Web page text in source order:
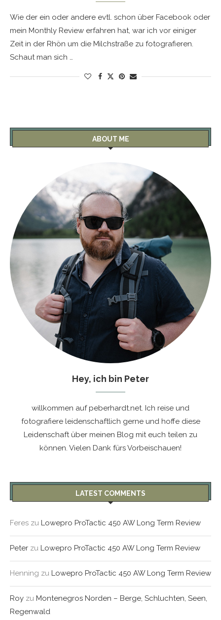
Wie der ein oder andere evtl. schon über Facebook oder
mein Monthly Review erfahren hat, war ich vor einiger
Zeit in der Rhön um die Milchstraße zu fotografieren.
Schaut man sich …
ABOUT ME
Hey, ich bin Peter
willkommen auf peberhardt.net. Ich reise und
fotografiere leidenschaftlich gerne und hoffe diese
Leidenschaft über meinen Blog mit euch teilen zu
können. Vielen Dank fürs Vorbeischauen!
LATEST COMMENTS
Feres zu Lowepro ProTactic 450 AW Long Term Review
Peter zu Lowepro ProTactic 450 AW Long Term Review
Henning zu Lowepro ProTactic 450 AW Long Term Review
Roy zu Montenegros Norden – Berge, Schluchten, Seen,
Regenwald